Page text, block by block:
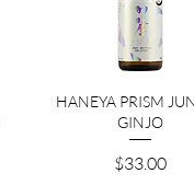
クイックビュー
HANEYA PRISM
GINJO
価格
$33.00